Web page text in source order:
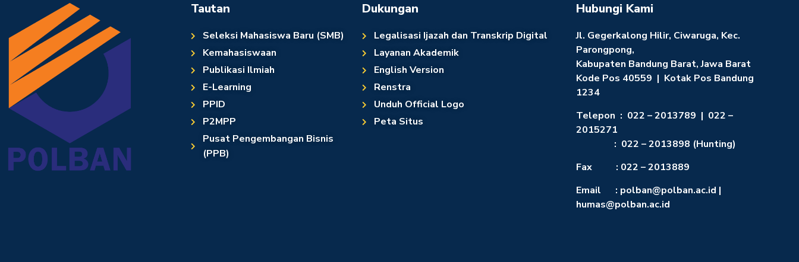
Tautan
Seleksi Mahasiswa Baru (SMB)
Kemahasiswaan
Publikasi Ilmiah
E-Learning
PPID
P2MPP
Pusat Pengembangan Bisnis
(PPB)
Dukungan
Legalisasi Ijazah dan Transkrip Digital
Layanan Akademik
English Version
Renstra
Unduh Official Logo
Peta Situs
Hubungi Kami
Jl. Gegerkalong Hilir, Ciwaruga, Kec.
Parongpong,
Kabupaten Bandung Barat, Jawa Barat
Kode Pos 40559 | Kotak Pos Bandung
1234
Telepon : 022 – 2013789 | 022 –
2015271
: 022 – 2013898 (Hunting)
Fax : 022 – 2013889
Email : polban@polban.ac.id |
humas@polban.ac.id